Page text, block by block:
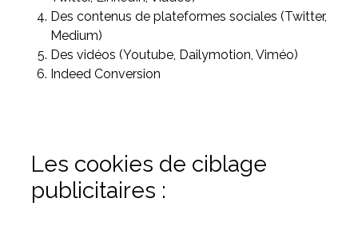
Des contenus de plateformes sociales (Twitter,
Medium)
Des vidéos (Youtube, Dailymotion, Viméo)
Indeed Conversion
Les cookies de ciblage
publicitaires :